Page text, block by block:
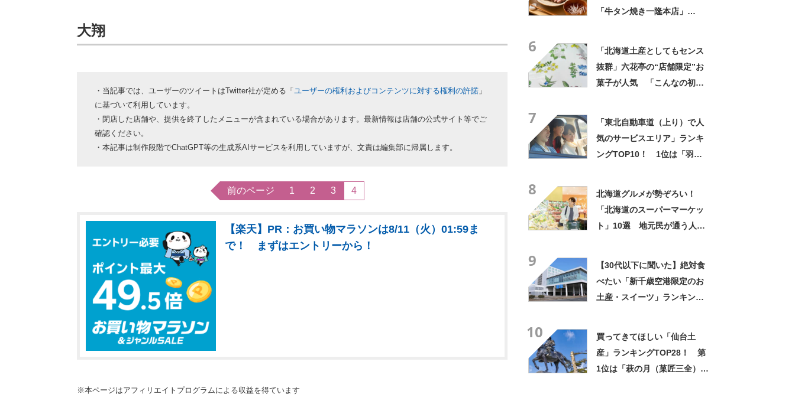
大翔
・当記事では、ユーザーのツイートはTwitter社が定める「 ユーザーの権利およびコンテンツに対する権利の許諾 」
に基づいて利用しています。
・閉店した店舗や、提供を終了したメニューが含まれている場合があります。最新情報は店舗の公式サイト等でご
確認ください。
・本記事は制作段階でChatGPT等の生成系AIサービスを利用していますが、文責は編集部に帰属します。
前のページ 1 2 3 4
【楽天】PR：お買い物マラソンは8/11（火）01:59ま
で！ まずはエントリーから！
※本ページはアフィリエイトプログラムによる収益を得ています
「牛タン焼き一隆本店」
6
「北海道土産としてもセンス
抜群」六花亭の“店舗限定”お
菓子が人気 「こんなの初め
7
「東北自動車道（上り）で人
気のサービスエリア」ランキ
ングTOP10！ 1位は「羽生
8
北海道グルメが勢ぞろい！
「北海道のスーパーマーケッ
ト」10選 地元民が通う人気
9
【30代以下に聞いた】絶対食
べたい「新千歳空港限定のお
土産・スイーツ」ランキング
10
買ってきてほしい「仙台土
産」ランキングTOP28！ 第
1位は「萩の月（菓匠三全）」